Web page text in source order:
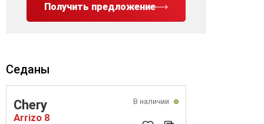
Получить предложение
Седаны
В наличии
Chery
Arrizo 8